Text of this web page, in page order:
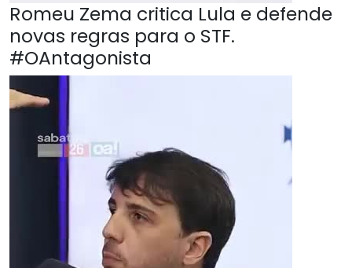
Romeu Zema critica Lula e defende
novas regras para o STF.
#OAntagonista